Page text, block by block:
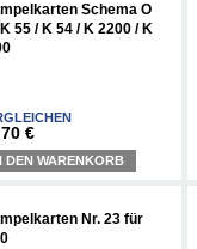
Schema O
55 / K 54 / K 2200 / K
€
DEN WARENKORB
Nr. 23 für